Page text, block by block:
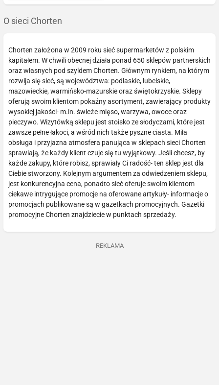
O sieci Chorten
Chorten założona w 2009 roku sieć supermarketów z polskim
kapitałem. W chwili obecnej działa ponad 650 sklepów partnerskich
oraz własnych pod szyldem Chorten. Głównym rynkiem, na którym
rozwija się sieć, są województwa: podlaskie, lubelskie,
mazowieckie, warmińsko-mazurskie oraz świętokrzyskie. Sklepy
oferują swoim klientom pokaźny asortyment, zawierający produkty
wysokiej jakości- m.in. świeże mięso, warzywa, owoce oraz
pieczywo. Wizytówką sklepu jest stoisko ze słodyczami, które jest
zawsze pełne łakoci, a wśród nich także pyszne ciasta. Miła
obsługa i przyjazna atmosfera panująca w sklepach sieci Chorten
sprawiają, że każdy klient czuje się tu wyjątkowy. Jeśli chcesz, by
każde zakupy, które robisz, sprawiały Ci radość- ten sklep jest dla
Ciebie stworzony. Kolejnym argumentem za odwiedzeniem sklepu,
jest konkurencyjna cena, ponadto sieć oferuje swoim klientom
ciekawe intrygujące promocje na oferowane artykuły- informacje o
promocjach publikowane są w gazetkach promocyjnych. Gazetki
promocyjne Chorten znajdziecie w punktach sprzedaży.
REKLAMA